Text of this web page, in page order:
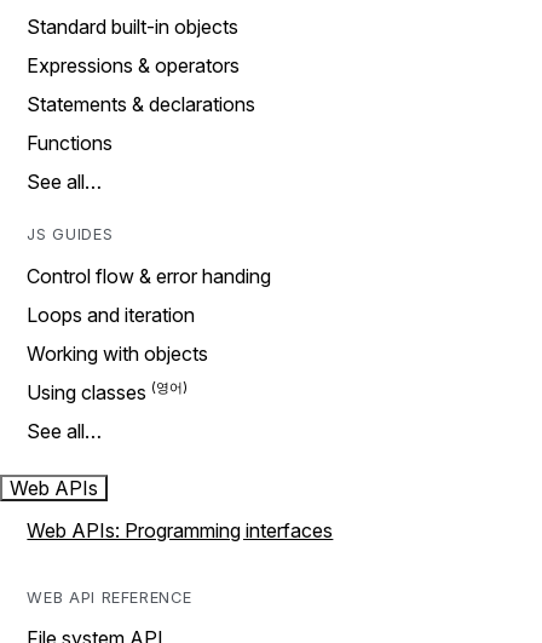
Standard built-in objects
Expressions & operators
Statements & declarations
Functions
See all…
JS GUIDES
Control flow & error handing
Loops and iteration
Working with objects
Using classes
See all…
Web APIs
Web APIs: Programming interfaces
WEB API REFERENCE